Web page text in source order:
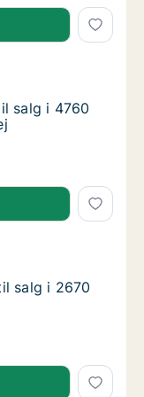
salg i 4760
Vordingborg,
salg i 4760
salg i 4760
salg i 4760
salg i 2670 Greve,
Greve,
salg i 2670 Greve,
salg i 2670
salg i 2670 Greve,